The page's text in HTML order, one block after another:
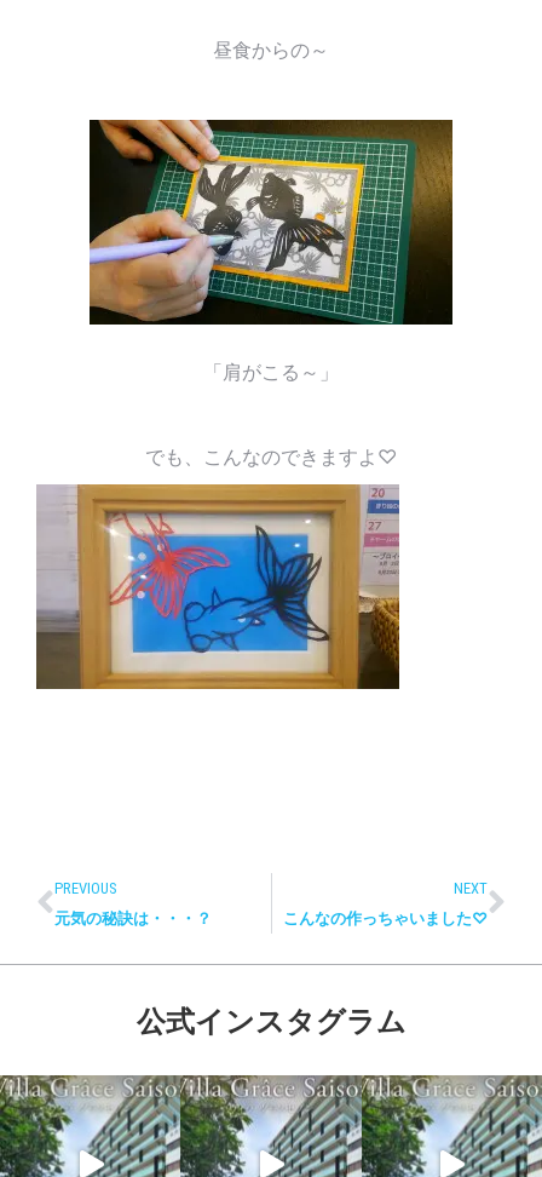
昼食からの～
「肩がこる～」
でも、こんなのできますよ♡
PREVIOUS
元気の秘訣は・・・？
NEXT
こんなの作っちゃいました♡
公式インスタグラム